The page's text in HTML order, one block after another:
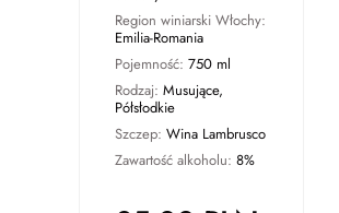
Region winiarski Włochy:
Emilia-Romania
Pojemność: 750 ml
Rodzaj: Musujące,
Półsłodkie
Szczep: Wina Lambrusco
Zawartość alkoholu: 8%